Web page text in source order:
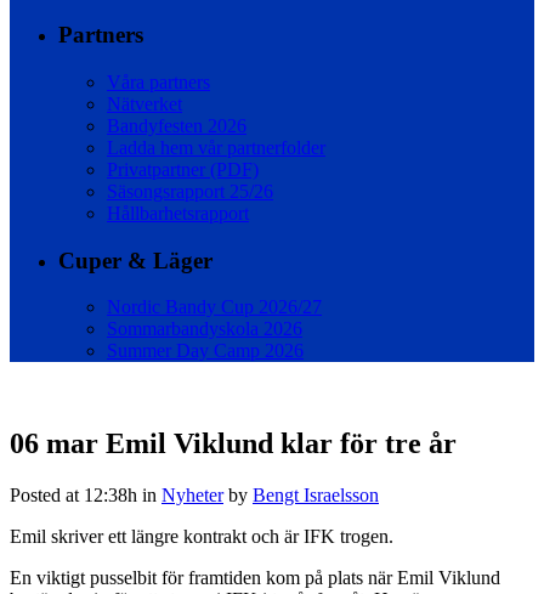
Partners
Våra partners
Nätverket
Bandyfesten 2026
Ladda hem vår partnerfolder
Privatpartner (PDF)
Säsongsrapport 25/26
Hållbarhetsrapport
Cuper & Läger
Nordic Bandy Cup 2026/27
Sommarbandyskola 2026
Summer Day Camp 2026
06 mar Emil Viklund klar för tre år
Posted at 12:38h in Nyheter by Bengt Israelsson
Emil skriver ett längre kontrakt och är IFK trogen.
En viktigt pusselbit för framtiden kom på plats när Emil Viklund